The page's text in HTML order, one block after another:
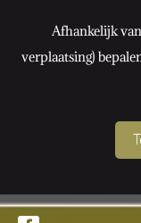
Afhankelijk
verplaatsing)